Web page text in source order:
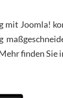
Joomla!
finden Sie